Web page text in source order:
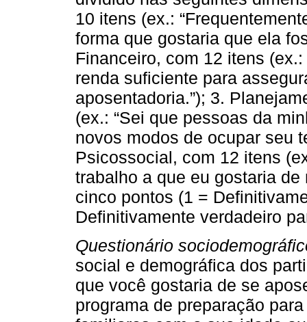
10 itens (ex.:
forma que gostaria que ela
Financeiro, com 12 itens
renda suficiente para
aposentadoria.”); 3.
(ex.: “Sei que pessoas da
novos modos de ocupar seu
Psicossocial, com 12 itens
trabalho a que eu gostaria
cinco pontos (1 =
Definitivamente verdadeiro
Questionário
social e demográfica dos
que você gostaria de se
programa de preparação